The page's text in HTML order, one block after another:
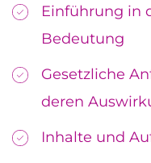
Einführung in
Bedeutung
Gesetzliche
deren
Inhalte und